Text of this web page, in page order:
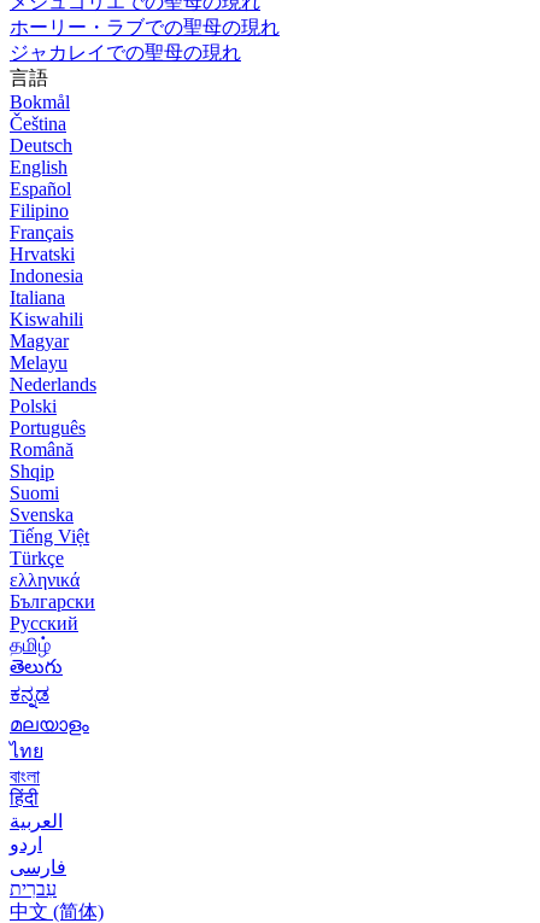
ホーリー・ラブでの聖母の現れ
ジャカレイでの聖母の現れ
言語
Bokmål
Čeština
Deutsch
English
Español
Filipino
Français
Hrvatski
Indonesia
Italiana
Kiswahili
Magyar
Melayu
Nederlands
Polski
Português
Română
Shqip
Suomi
Svenska
Tiếng Việt
Türkçe
ελληνικά
Български
Русский
தமிழ்
తెలుగు
ಕನ್ನಡ
മലയാളം
ไทย
বাংলা
हिंदी
العربية
اردو
فارسی
עִברִית
中文 (简体)